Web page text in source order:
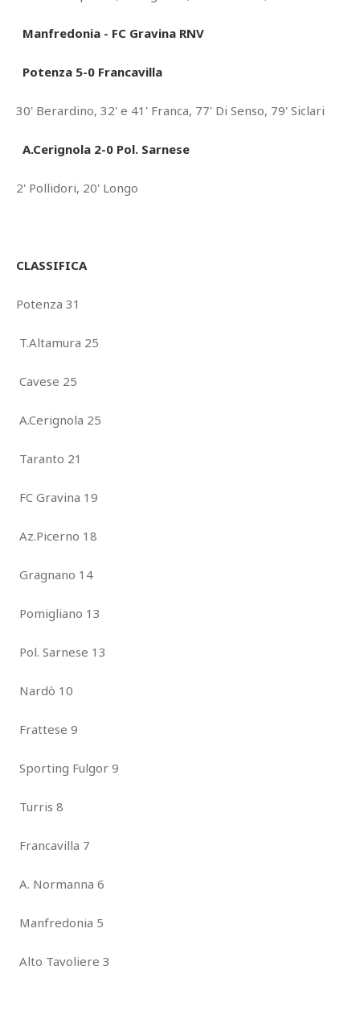
Manfredonia - FC Gravina RNV
Potenza 5-0 Francavilla
30' Berardino, 32' e 41' Franca, 77' Di Senso, 79' Siclari
A.Cerignola 2-0 Pol. Sarnese
2' Pollidori, 20' Longo
CLASSIFICA
Potenza 31
T.Altamura 25
Cavese 25
A.Cerignola 25
Taranto 21
FC Gravina 19
Az.Picerno 18
Gragnano 14
Pomigliano 13
Pol. Sarnese 13
Nardò 10
Frattese 9
Sporting Fulgor 9
Turris 8
Francavilla 7
A. Normanna 6
Manfredonia 5
Alto Tavoliere 3